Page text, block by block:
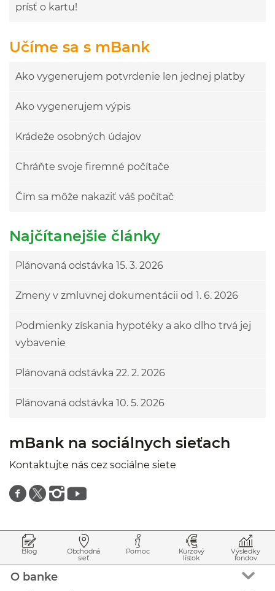
prísť o kartu!
Učíme sa s mBank
Ako vygenerujem potvrdenie len jednej platby
Ako vygenerujem výpis
Krádeže osobných údajov
Chráňte svoje firemné počítače
Čím sa môže nakaziť váš počítač
Najčítanejšie články
Plánovaná odstávka 15. 3. 2026
Zmeny v zmluvnej dokumentácii od 1. 6. 2026
Podmienky získania hypotéky a ako dlho trvá jej
vybavenie
Plánovaná odstávka 22. 2. 2026
Plánovaná odstávka 10. 5. 2026
mBank na sociálnych sieťach
Kontaktujte nás cez sociálne siete
Znajdź nas na facebooku
Znajdź nas na twitterze
Znajdź nas na instagramie
Znajdź nas na youtube
Blog Obchodná
sieť
Pomoc Kurzový
lístok
Výsledky
fondov
O banke